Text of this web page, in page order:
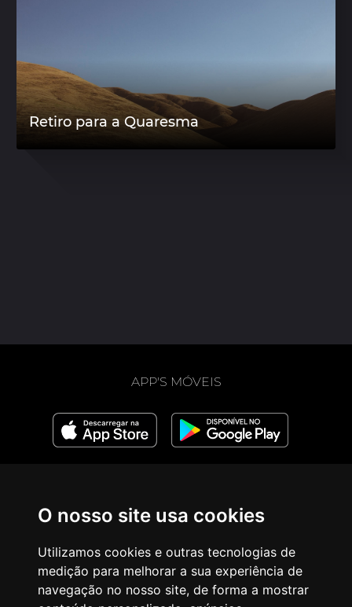
O nosso site usa cookies
Utilizamos cookies e outras tecnologias de
medição para melhorar a sua experiência de
navegação no nosso site, de forma a mostrar
Retiro para a Quaresma
APP'S MÓVEIS
Newsletter Diária
Aviso Legal
Política de privacidade
Donativos
Quem somos
Rezando Voy (espanhol)
Prie en Chemin (francês)
Bidden Onderweg
(neerlandês)
Fi tariqi osally (árabe)